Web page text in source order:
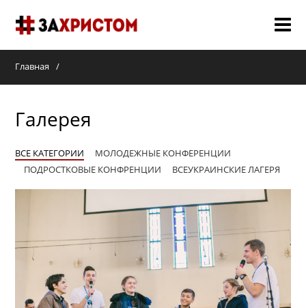
О НАС
СЛУЖЕНИЯ
ГАЛЕРЕЯ
НОВОСТИ
Главная
Галерея
ВСЕ КАТЕГОРИИ
МОЛОДЕЖНЫЕ КОНФЕРЕНЦИИ
ПОДРОСТКОВЫЕ КОНФРЕНЦИИ
ВСЕУКРАИНСКИЕ ЛАГЕРЯ